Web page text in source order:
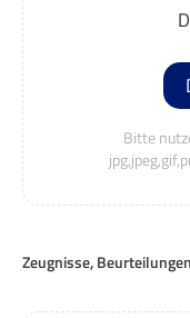
Bitte
Zeugnisse,